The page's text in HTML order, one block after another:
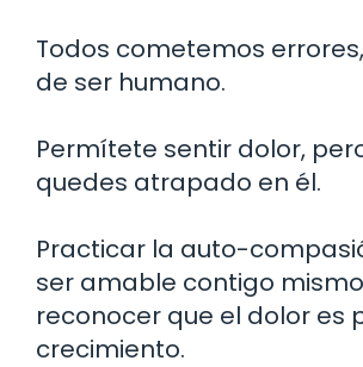
Todos cometemos
de ser humano.
Permítete sentir dolor,
quedes atrapado en él.
Practicar la auto-
ser amable contigo
reconocer que el dolor es
crecimiento.